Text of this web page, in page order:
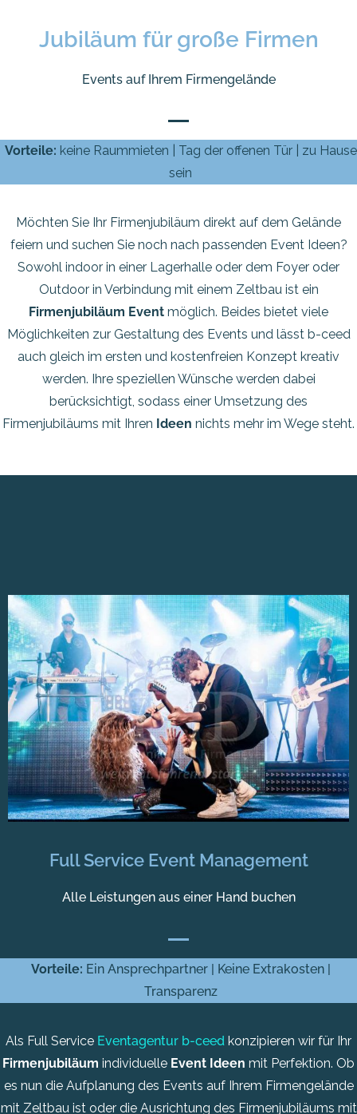
Jubiläum für große Firmen
Events auf Ihrem Firmengelände
Vorteile: keine Raummieten | Tag der offenen Tür | zu Hause
sein
Möchten Sie Ihr Firmenjubiläum direkt auf dem Gelände
feiern und suchen Sie noch nach passenden Event Ideen?
Sowohl indoor in einer Lagerhalle oder dem Foyer oder
Outdoor in Verbindung mit einem Zeltbau ist ein
Firmenjubiläum Event möglich. Beides bietet viele
Möglichkeiten zur Gestaltung des Events und lässt b-ceed
auch gleich im ersten und kostenfreien Konzept kreativ
werden. Ihre speziellen Wünsche werden dabei
berücksichtigt, sodass einer Umsetzung des
Firmenjubiläums mit Ihren Ideen nichts mehr im Wege steht.
Full Service Event Management
Alle Leistungen aus einer Hand buchen
Vorteile: Ein Ansprechpartner | Keine Extrakosten |
Transparenz
Als Full Service Eventagentur b-ceed konzipieren wir für Ihr
Firmenjubiläum individuelle Event Ideen mit Perfektion. Ob
es nun die Aufplanung des Events auf Ihrem Firmengelände
mit Zeltbau ist oder die Ausrichtung des Firmenjubiläums mit